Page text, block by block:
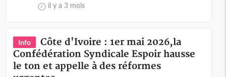
il y a 3 mois
Info
Côte d'Ivoire : 1er mai 2026,la
Confédération Syndicale Espoir hausse
le ton et appelle à des réformes